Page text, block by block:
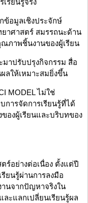
เรียนรู้จริง
ข้อมูลเชิงประจักษ์
าศาสตร์ สมรรถนะด้าน
ภาพชิ้นงานของผู้เรียน
มาปรับปรุงกิจกรรม สื่อ
ลให้เหมาะสมยิ่งขึ้น
MODEL ไม่ใช่
การจัดการเรียนรู้ที่ได้
องผู้เรียนและบริบทของ
ร์อย่างต่อเนื่อง ตั้งแต่ปี
รียนรู้ผ่านการลงมือ
านจากปัญหาจริงใน
ะแลกเปลี่ยนเรียนรู้ผล